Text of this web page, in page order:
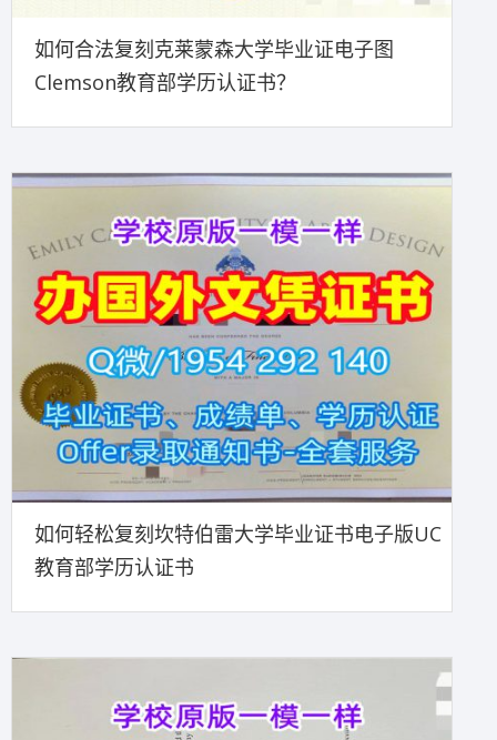
如何合法复刻克莱蒙森大学毕业证电子图
Clemson教育部学历认证书？
如何轻松复刻坎特伯雷大学毕业证书电子版UC
教育部学历认证书